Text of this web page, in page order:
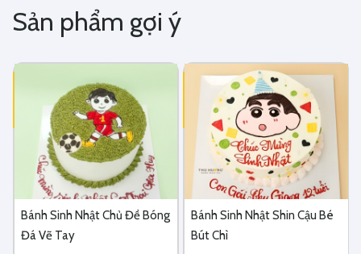
Sản phẩm gợi ý
Bánh Sinh Nhật Chủ Đề Bóng
Đá Vẽ Tay
Bánh Sinh Nhật Shin Cậu Bé
Bút Chì